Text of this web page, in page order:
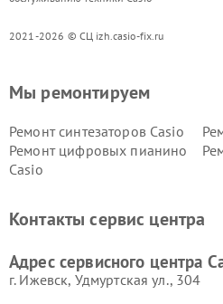
2021-2026 © СЦ izh.casio-fix.ru
Мы ремонтируем
Ремонт синтезаторов Casio
Ремонт цифровых пианино
Casio
Контакты сервис центра
Адрес сервисного центра
г. Ижевск, Удмуртская ул., 304